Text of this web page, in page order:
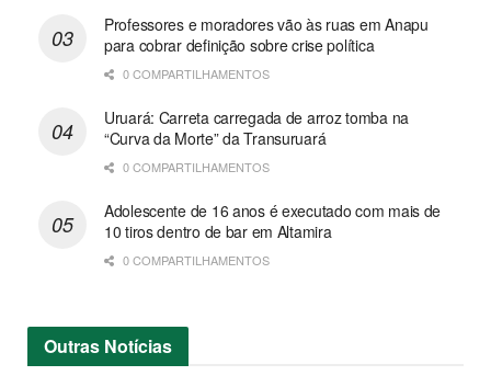
Professores e moradores vão às ruas em Anapu
para cobrar definição sobre crise política
0 COMPARTILHAMENTOS
Uruará: Carreta carregada de arroz tomba na
“Curva da Morte” da Transuruará
0 COMPARTILHAMENTOS
Adolescente de 16 anos é executado com mais de
10 tiros dentro de bar em Altamira
0 COMPARTILHAMENTOS
Outras Notícias